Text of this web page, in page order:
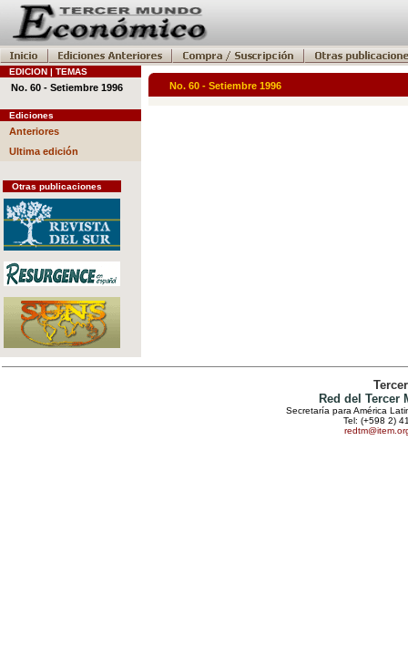
EDICION | TEMAS
No. 60 - Setiembre 1996
Ediciones
Anteriores
Ultima edición
Otras publicaciones
No. 60 - Setiembre 1996
Red del
Secretaría para América
Tel: (+598 2)